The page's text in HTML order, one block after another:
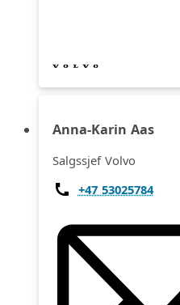
Anna-Karin Aas
Salgssjef Volvo
+47 53025784